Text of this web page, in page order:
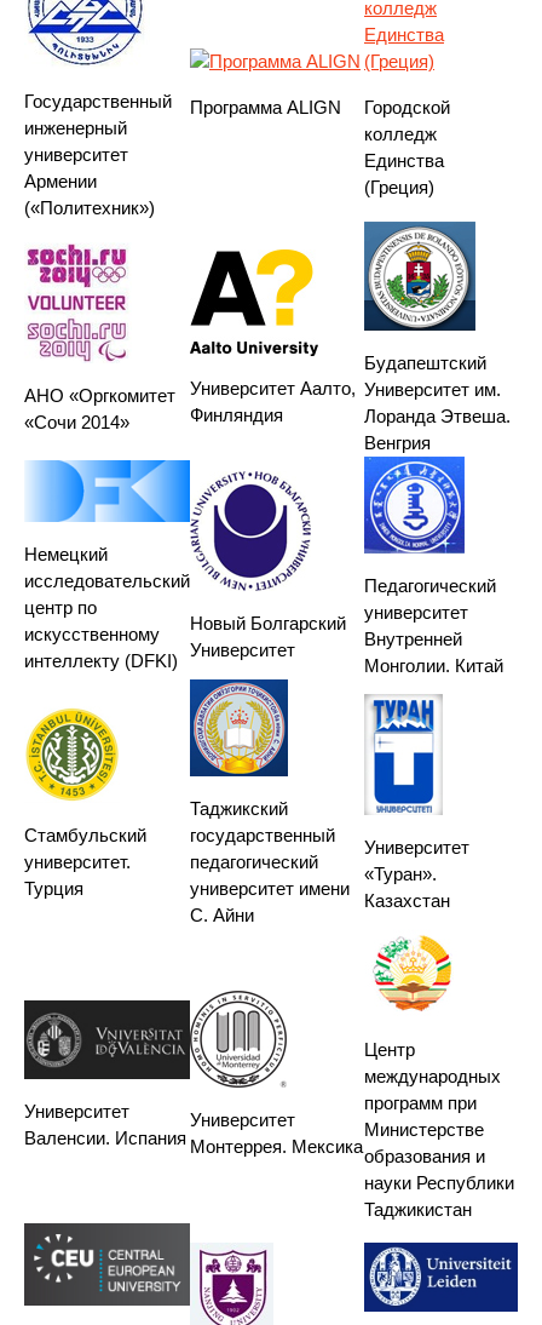
Государственный
инженерный
университет
Армении
(«Политехник»)
Программа ALIGN
Городской
колледж
Единства
(Греция)
АНО «Оргкомитет
«Сочи 2014»
Университет Аалто,
Финляндия
Будапештский
Университет им.
Лоранда Этвеша.
Венгрия
Немецкий
исследовательский
центр по
искусственному
интеллекту (DFKI)
Новый Болгарский
Университет
Педагогический
университет
Внутренней
Монголии. Китай
Стамбульский
университет.
Турция
Таджикский
государственный
педагогический
университет имени
С. Айни
Университет
«Туран».
Казахстан
Университет
Валенсии. Испания
Университет
Монтеррея. Мексика
Центр
международных
программ при
Министерстве
образования и
науки Республики
Таджикистан